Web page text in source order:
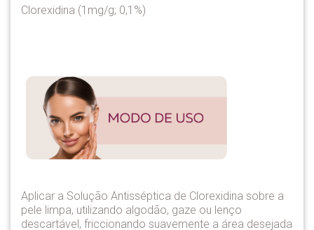
Clorexidina (1mg/g; 0,1%)
Aplicar a Solução Antisséptica de Clorexidina sobre a
pele limpa, utilizando algodão, gaze ou lenço
descartável, friccionando suavemente a área desejada